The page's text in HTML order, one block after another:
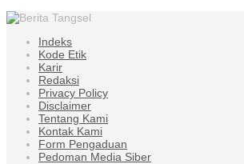
Indeks
Kode Etik
Karir
Redaksi
Privacy Policy
Disclaimer
Tentang Kami
Kontak Kami
Form Pengaduan
Pedoman Media Siber